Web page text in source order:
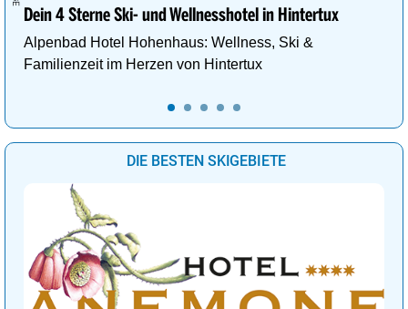
Dein 4 Sterne Ski- und Wellnesshotel in Hintertux
Alpenbad Hotel Hohenhaus: Wellness, Ski &
Familienzeit im Herzen von Hintertux
DIE BESTEN SKIGEBIETE